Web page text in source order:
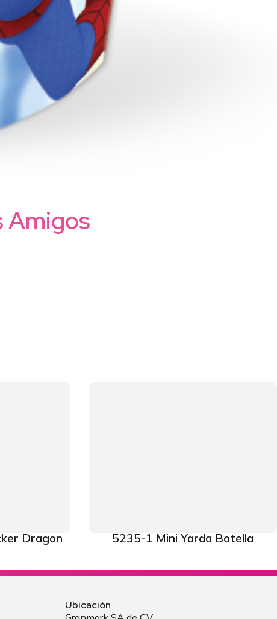
Amigos
Dragon 5235-1 Mini Yarda Botella
Ubicación